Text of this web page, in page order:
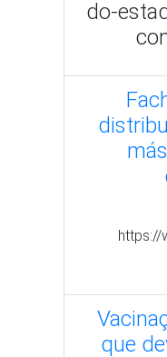
que
Portal
No
vacina